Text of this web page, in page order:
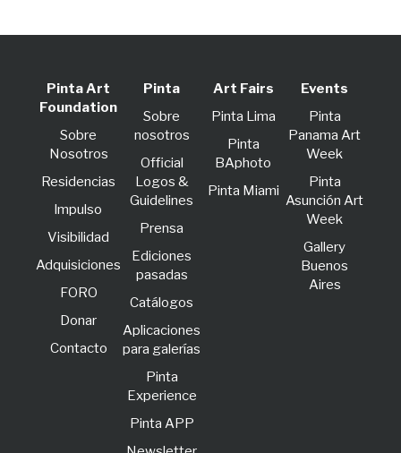
Pinta Art
Foundation
Sobre
Nosotros
Residencias
lmpulso
Visibilidad
Adquisiciones
FORO
Donar
Contacto
Pinta
Sobre
nosotros
Official
Logos &
Guidelines
Prensa
Ediciones
pasadas
Catálogos
Aplicaciones
para galerías
Pinta
Experience
Pinta APP
Art Fairs
Pinta Lima
Pinta
BAphoto
Pinta Miami
Events
Pinta
Panama Art
Week
Pinta
Asunción Art
Week
Gallery
Buenos
Aires